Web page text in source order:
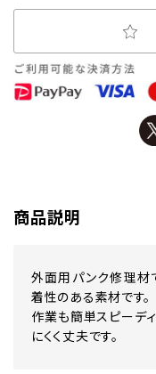
商品説明
外面用パンク修理材
着性のある素材です。
作業も簡単スピーデ
にくく丈夫です。